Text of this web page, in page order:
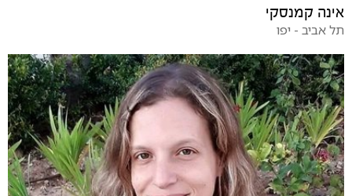
אינה קמנסקי
תל אביב - יפו